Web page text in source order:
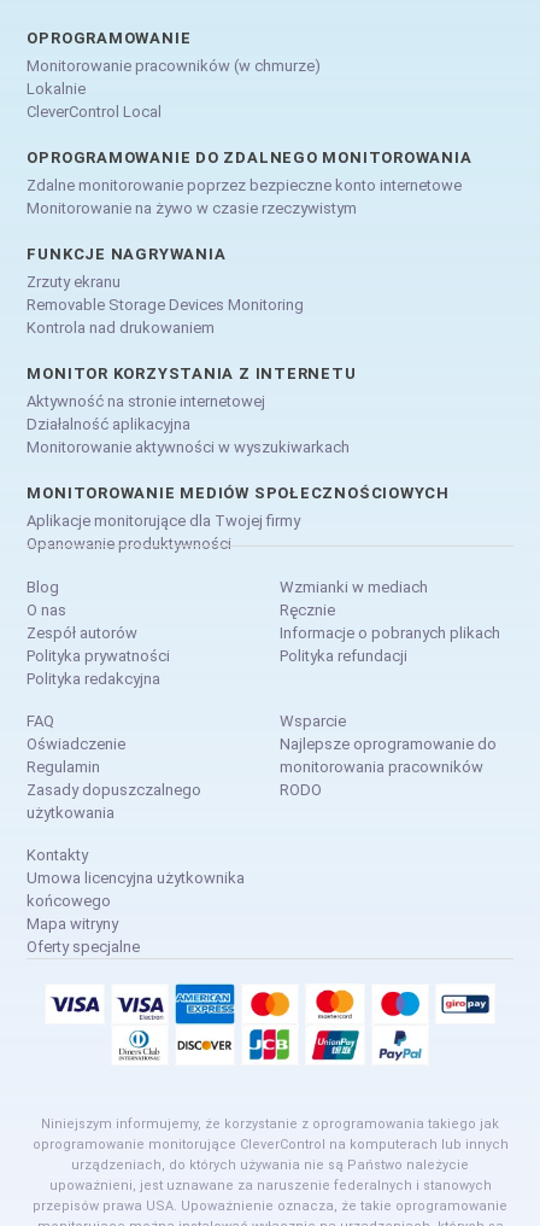
OPROGRAMOWANIE
Monitorowanie pracowników (w chmurze)
Lokalnie
CleverControl Local
OPROGRAMOWANIE DO ZDALNEGO MONITOROWANIA
Zdalne monitorowanie poprzez bezpieczne konto internetowe
Monitorowanie na żywo w czasie rzeczywistym
FUNKCJE NAGRYWANIA
Zrzuty ekranu
Removable Storage Devices Monitoring
Kontrola nad drukowaniem
MONITOR KORZYSTANIA Z INTERNETU
Aktywność na stronie internetowej
Działalność aplikacyjna
Monitorowanie aktywności w wyszukiwarkach
MONITOROWANIE MEDIÓW SPOŁECZNOŚCIOWYCH
Aplikacje monitorujące dla Twojej firmy
Opanowanie produktywności
Blog
O nas
Zespół autorów
Polityka prywatności
Polityka redakcyjna
Wzmianki w mediach
Ręcznie
Informacje o pobranych plikach
Polityka refundacji
FAQ
Oświadczenie
Regulamin
Zasady dopuszczalnego
użytkowania
Wsparcie
Najlepsze oprogramowanie do
monitorowania pracowników
RODO
Kontakty
Umowa licencyjna użytkownika
końcowego
Mapa witryny
Oferty specjalne
Niniejszym informujemy, że korzystanie z oprogramowania takiego jak
oprogramowanie monitorujące CleverControl na komputerach lub innych
urządzeniach, do których używania nie są Państwo należycie
upoważnieni, jest uznawane za naruszenie federalnych i stanowych
przepisów prawa USA. Upoważnienie oznacza, że takie oprogramowanie